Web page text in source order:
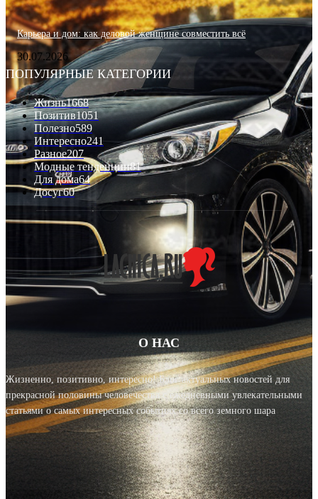
Карьера и дом: как деловой женщине совместить всё
30.07.2026
ПОПУЛЯРНЫЕ КАТЕГОРИИ
Жизнь1668
Позитив1051
Полезно589
Интересно241
Разное207
Модные тенденции81
Для дома64
Досуг60
О НАС
Жизненно, позитивно, интересно! Блог актуальных новостей для
прекрасной половины человечества с ежедневными увлекательными
статьями о самых интересных событиях со всего земного шара